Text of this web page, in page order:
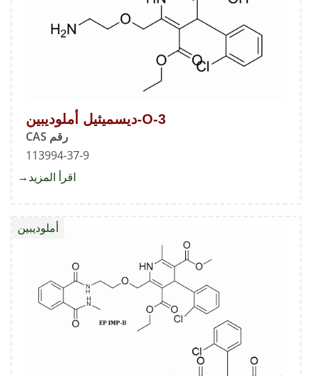
3-O-ديسميثيل أملوديبين
رقم CAS
113994-37-9
اقرأ المزيد
أملوديبين